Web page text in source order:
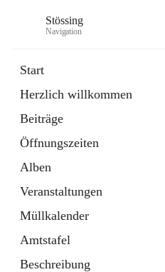
Stössing
Navigation
Start
Herzlich willkommen
Beiträge
Öffnungszeiten
Alben
Veranstaltungen
Müllkalender
Amtstafel
Beschreibung
Datei
in
Tab
Kindergarten
öffnet
in
neuem
Tab